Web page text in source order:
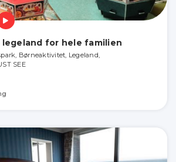
legeland for hele familien
Børneaktivitet, Legeland,
SEE